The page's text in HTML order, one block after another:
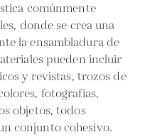
comúnmente
donde se crea una
la ensambladura de
pueden incluir
y revistas, trozos de
fotografías,
objetos, todos
conjunto cohesivo.